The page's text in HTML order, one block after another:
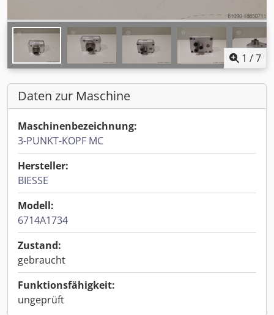
1 /7
Daten zur Maschine
Maschinenbezeichnung:
3-PUNKT-KOPF MC
Hersteller:
BIESSE
Modell:
6714A1734
Zustand:
gebraucht
Funktionsfähigkeit:
ungeprüft